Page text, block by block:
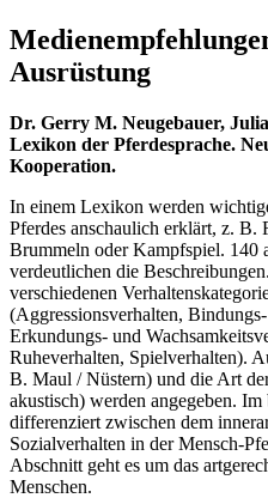
Ausrüstung
Dr. Gerry M. Neugebauer,
Lexikon der Pferdesprache.
Kooperation.
In einem Lexikon werden
Pferdes anschaulich erklärt, z. B.
Brummeln oder Kampfspiel. 140
verdeutlichen die
verschiedenen
(Aggressionsverhalten,
Erkundungs- und
Ruheverhalten, Spielverhalten).
B. Maul / Nüstern) und die Art
akustisch) werden angegeben.
differenziert zwischen dem
Sozialverhalten in der Mensch-
Abschnitt geht es um das
Menschen.